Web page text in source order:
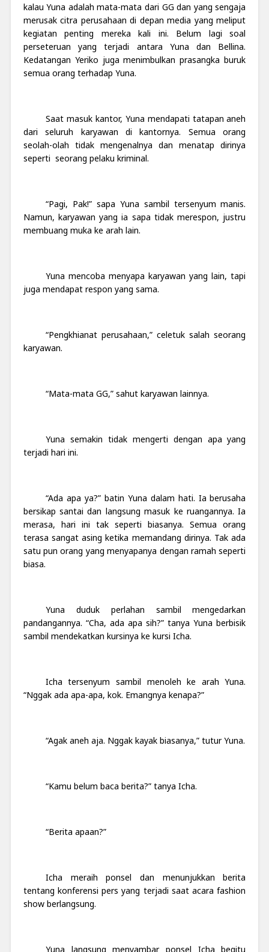
kalau Yuna adalah mata-mata dari GG dan yang sengaja
merusak citra perusahaan di depan media yang meliput
kegiatan penting mereka kali ini. Belum lagi soal
perseteruan yang terjadi antara Yuna dan Bellina.
Kedatangan Yeriko juga menimbulkan prasangka buruk
semua orang terhadap Yuna.
Saat masuk kantor, Yuna mendapati tatapan aneh
dari seluruh karyawan di kantornya. Semua orang
seolah-olah tidak mengenalnya dan menatap dirinya
seperti seorang pelaku kriminal.
“Pagi, Pak!” sapa Yuna sambil tersenyum manis.
Namun, karyawan yang ia sapa tidak merespon, justru
membuang muka ke arah lain.
Yuna mencoba menyapa karyawan yang lain, tapi
juga mendapat respon yang sama.
“Pengkhianat perusahaan,” celetuk salah seorang
karyawan.
“Mata-mata GG,” sahut karyawan lainnya.
Yuna semakin tidak mengerti dengan apa yang
terjadi hari ini.
“Ada apa ya?” batin Yuna dalam hati. Ia berusaha
bersikap santai dan langsung masuk ke ruangannya. Ia
merasa, hari ini tak seperti biasanya. Semua orang
terasa sangat asing ketika memandang dirinya. Tak ada
satu pun orang yang menyapanya dengan ramah seperti
biasa.
Yuna duduk perlahan sambil mengedarkan
pandangannya. “Cha, ada apa sih?” tanya Yuna berbisik
sambil mendekatkan kursinya ke kursi Icha.
Icha tersenyum sambil menoleh ke arah Yuna.
“Nggak ada apa-apa, kok. Emangnya kenapa?”
“Agak aneh aja. Nggak kayak biasanya,” tutur Yuna.
“Kamu belum baca berita?” tanya Icha.
“Berita apaan?”
Icha meraih ponsel dan menunjukkan berita
tentang konferensi pers yang terjadi saat acara fashion
show berlangsung.
Yuna langsung menyambar ponsel Icha begitu